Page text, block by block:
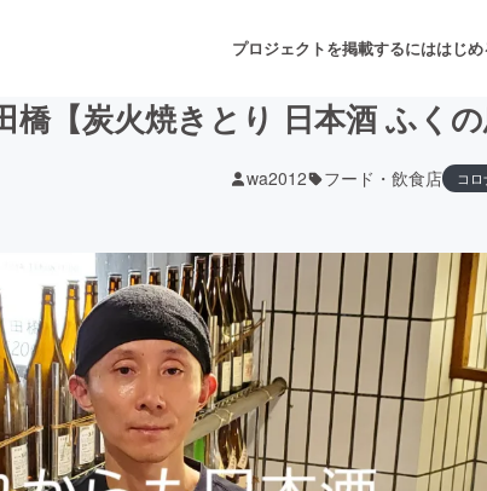
プロジェクトを掲載するにははじめ
音楽
ェット ゲーム・サービス開発
書籍・雑誌出版
橋【炭火焼きとり 日本酒 ふく
wa2012 フード・飲食店 コ